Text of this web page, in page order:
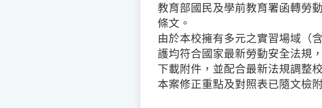
教育部國民及學前教育署函轉勞
條文。
由於本校擁有多元之實習場域（
護均符合國家最新勞動安全法規
下載附件，並配合最新法規調整
本案修正重點及對照表已隨文檢